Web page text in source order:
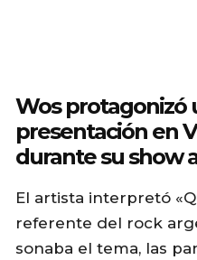
Wos protagonizó
presentación en
durante su show
El artista interpretó
referente del rock
sonaba el tema, las